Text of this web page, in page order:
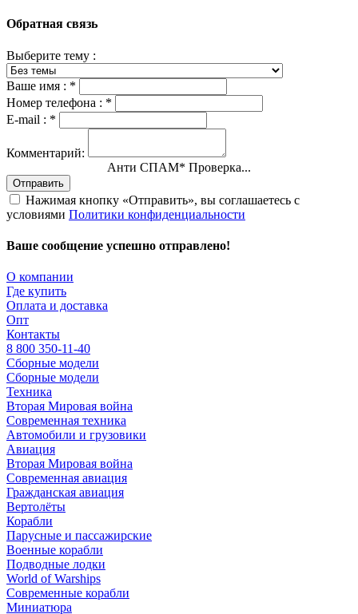
Обратная связь
Выберите тему :
Ваше имя : *
Номер телефона : *
E-mail : *
Комментарий:
Анти СПАМ* Проверка...
Отправить
Нажимая кнопку «Отправить», вы соглашаетесь с
условиями Политики конфиденциальности
Ваше сообщение успешно отправлено!
О компании
Где купить
Оплата и доставка
Опт
Контакты
8 800 350-11-40
Сборные модели
Сборные модели
Техника
Вторая Мировая война
Современная техника
Автомобили и грузовики
Авиация
Вторая Мировая война
Современная авиация
Гражданская авиация
Вертолёты
Корабли
Парусные и пассажирские
Военные корабли
Подводные лодки
World of Warships
Современные корабли
Миниатюра